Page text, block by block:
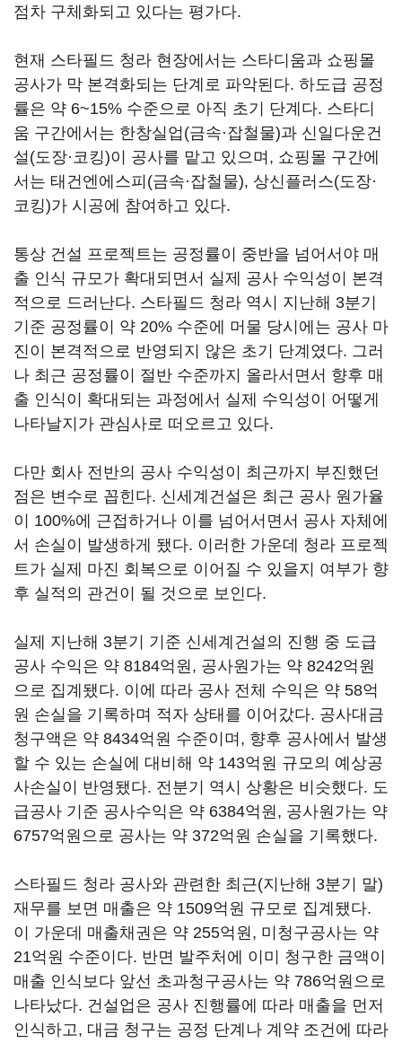
점차 구체화되고 있다는 평가다.
현재 스타필드 청라 현장에서는 스타디움과 쇼핑몰
공사가 막 본격화되는 단계로 파악된다. 하도급 공정
률은 약 6~15% 수준으로 아직 초기 단계다. 스타디
움 구간에서는 한창실업(금속·잡철물)과 신일다운건
설(도장·코킹)이 공사를 맡고 있으며, 쇼핑몰 구간에
서는 태건엔에스피(금속·잡철물), 상신플러스(도장·
코킹)가 시공에 참여하고 있다.
통상 건설 프로젝트는 공정률이 중반을 넘어서야 매
출 인식 규모가 확대되면서 실제 공사 수익성이 본격
적으로 드러난다. 스타필드 청라 역시 지난해 3분기
기준 공정률이 약 20% 수준에 머물 당시에는 공사 마
진이 본격적으로 반영되지 않은 초기 단계였다. 그러
나 최근 공정률이 절반 수준까지 올라서면서 향후 매
출 인식이 확대되는 과정에서 실제 수익성이 어떻게
나타날지가 관심사로 떠오르고 있다.
다만 회사 전반의 공사 수익성이 최근까지 부진했던
점은 변수로 꼽힌다. 신세계건설은 최근 공사 원가율
이 100%에 근접하거나 이를 넘어서면서 공사 자체에
서 손실이 발생하게 됐다. 이러한 가운데 청라 프로젝
트가 실제 마진 회복으로 이어질 수 있을지 여부가 향
후 실적의 관건이 될 것으로 보인다.
실제 지난해 3분기 기준 신세계건설의 진행 중 도급
공사 수익은 약 8184억원, 공사원가는 약 8242억원
으로 집계됐다. 이에 따라 공사 전체 수익은 약 58억
원 손실을 기록하며 적자 상태를 이어갔다. 공사대금
청구액은 약 8434억원 수준이며, 향후 공사에서 발생
할 수 있는 손실에 대비해 약 143억원 규모의 예상공
사손실이 반영됐다. 전분기 역시 상황은 비슷했다. 도
급공사 기준 공사수익은 약 6384억원, 공사원가는 약
6757억원으로 공사는 약 372억원 손실을 기록했다.
스타필드 청라 공사와 관련한 최근(지난해 3분기 말)
재무를 보면 매출은 약 1509억원 규모로 집계됐다.
이 가운데 매출채권은 약 255억원, 미청구공사는 약
21억원 수준이다. 반면 발주처에 이미 청구한 금액이
매출 인식보다 앞선 초과청구공사는 약 786억원으로
나타났다. 건설업은 공사 진행률에 따라 매출을 먼저
인식하고, 대금 청구는 공정 단계나 계약 조건에 따라